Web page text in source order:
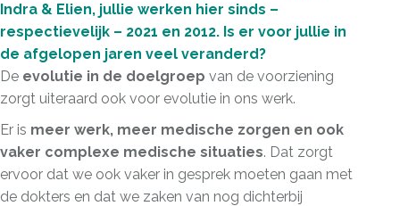
Indra & Elien, jullie werken hier sinds –
respectievelijk – 2021 en 2012. Is er voor jullie in
de afgelopen jaren veel veranderd?
De evolutie in de doelgroep van de voorziening
zorgt uiteraard ook voor evolutie in ons werk.
Er is meer werk, meer medische zorgen en ook
vaker complexe medische situaties. Dat zorgt
ervoor dat we ook vaker in gesprek moeten gaan met
de dokters en dat we zaken van nog dichterbij